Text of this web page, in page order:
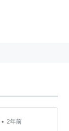
• 2年前